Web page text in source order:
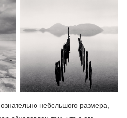
небольшого размера,